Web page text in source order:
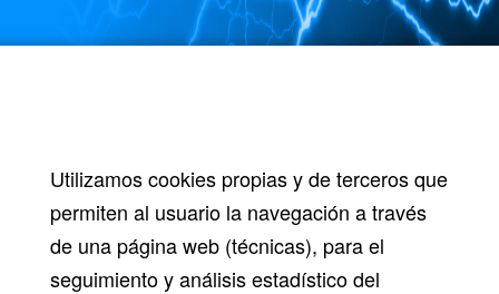
Utilizamos cookies propias y de terceros que
permiten al usuario la navegación a través
de una página web (técnicas), para el
seguimiento y análisis estadístico del